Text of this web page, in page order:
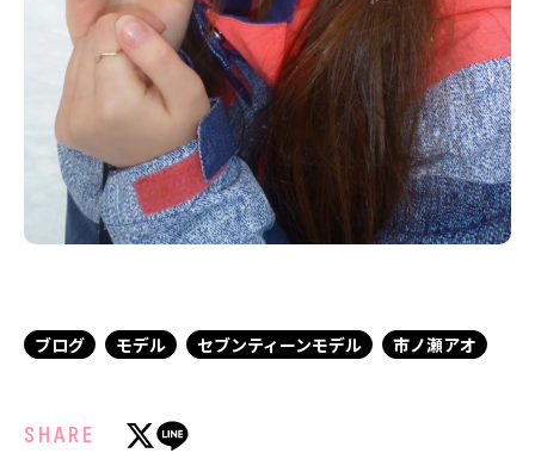
ブログ モデル セブンティーンモデル 市ノ瀬アオ
SHARE